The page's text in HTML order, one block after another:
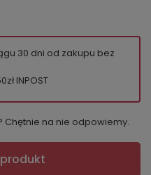
30 dni od zakupu bez
INPOST
Chętnie na nie odpowiemy.